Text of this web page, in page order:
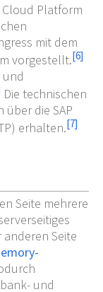
Cloud Platform
mit dem
vorgestellt.[6]
und
Die technischen
die SAP
erhalten.[7]
Seite mehrere
anderen Seite
und